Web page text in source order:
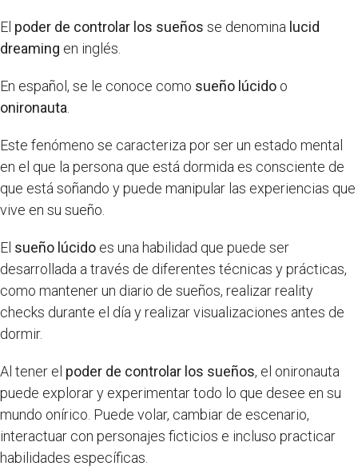
El poder de controlar los sueños se denomina lucid
dreaming en inglés.
En español, se le conoce como sueño lúcido o
onironauta
Este fenómeno se caracteriza por ser un estado mental
en el que la persona que está dormida es consciente de
que está soñando y puede manipular las experiencias que
vive en su sueño.
El sueño lúcido es una habilidad que puede ser
desarrollada a través de diferentes técnicas y prácticas,
como mantener un diario de sueños, realizar reality
checks durante el día y realizar visualizaciones antes de
dormir.
Al tener el poder de controlar los sueños, el onironauta
puede explorar y experimentar todo lo que desee en su
mundo onírico. Puede volar, cambiar de escenario,
interactuar con personajes ficticios e incluso practicar
habilidades específicas.